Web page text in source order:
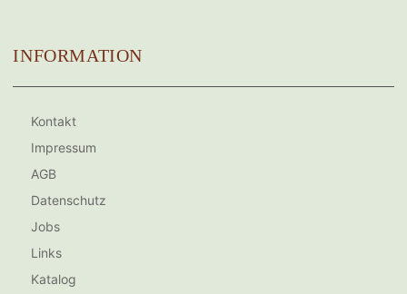
INFORMATION
Kontakt
Impressum
AGB
Datenschutz
Jobs
Links
Katalog